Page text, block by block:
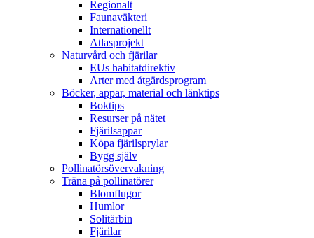
Regionalt
Faunaväkteri
Internationellt
Atlasprojekt
Naturvård och fjärilar
EUs habitatdirektiv
Arter med åtgärdsprogram
Böcker, appar, material och länktips
Boktips
Resurser på nätet
Fjärilsappar
Köpa fjärilsprylar
Bygg själv
Pollinatörsövervakning
Träna på pollinatörer
Blomflugor
Humlor
Solitärbin
Fjärilar